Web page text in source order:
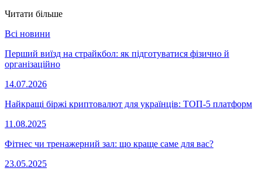
Читати більше
Всі новини
Перший виїзд на страйкбол: як підготуватися фізично й
організаційно
14.07.2026
Найкращі біржі криптовалют для українців: ТОП-5 платформ
11.08.2025
Фітнес чи тренажерний зал: що краще саме для вас?
23.05.2025